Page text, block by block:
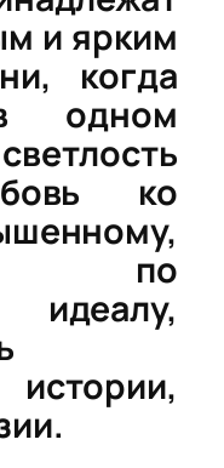
и ярким
когда
одном
ко
по